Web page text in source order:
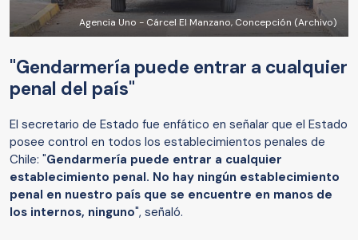
Agencia Uno - Cárcel El Manzano, Concepción (Archivo)
"Gendarmería puede entrar a cualquier
penal del país"
El secretario de Estado fue enfático en señalar que el Estado
posee control en todos los establecimientos penales de
Chile: "Gendarmería puede entrar a cualquier
establecimiento penal. No hay ningún establecimiento
penal en nuestro país que se encuentre en manos de
los internos, ninguno", señaló.